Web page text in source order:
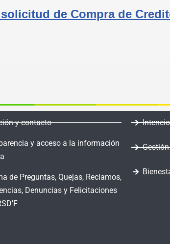
de Compra de
y contacto
y acceso a la información
de Preguntas, Quejas, Reclamos,
Denuncias y Felicitaciones